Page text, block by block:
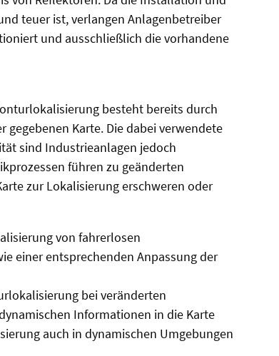
teuer ist, verlangen Anlagenbetreiber
und ausschließlich die vorhandene
besteht bereits durch
gegebenen Karte. Die dabei verwendete
sind Industrieanlagen jedoch
führen zu geänderten
zur Lokalisierung erschweren oder
von fahrerlosen
einer entsprechenden Anpassung der
bei veränderten
Informationen in die Karte
auch in dynamischen Umgebungen